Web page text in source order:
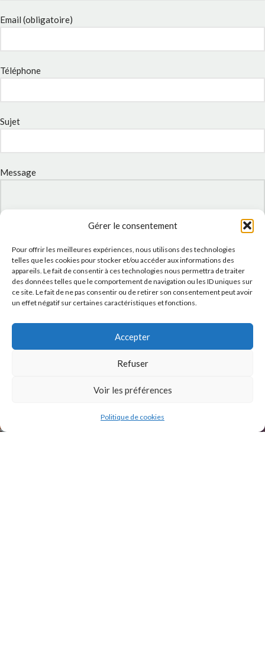
Gérer le consentement
Pour offrir les meilleures expériences, nous utilisons des technologies
telles que les cookies pour stocker et/ou accéder aux informations des
appareils. Le fait de consentir à ces technologies nous permettra de traiter
des données telles que le comportement de navigation ou les ID uniques sur
ce site. Le fait de ne pas consentir ou de retirer son consentement peut avoir
un effet négatif sur certaines caractéristiques et fonctions.
Accepter
Refuser
Voir les préférences
Politique de cookies
Email (obligatoire)
Téléphone
Sujet
Message